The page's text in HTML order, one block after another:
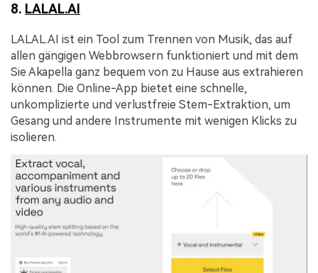
8. LALAL.AI
LALAL.AI ist ein Tool zum Trennen von Musik, das auf
allen gängigen Webbrowsern funktioniert und mit dem
Sie Akapella ganz bequem von zu Hause aus extrahieren
können. Die Online-App bietet eine schnelle,
unkomplizierte und verlustfreie Stem-Extraktion, um
Gesang und andere Instrumente mit wenigen Klicks zu
isolieren.